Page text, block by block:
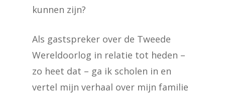
kunnen zijn?
Als gastspreker over de Tweede
Wereldoorlog in relatie tot heden –
zo heet dat – ga ik scholen in en
vertel mijn verhaal over mijn familie